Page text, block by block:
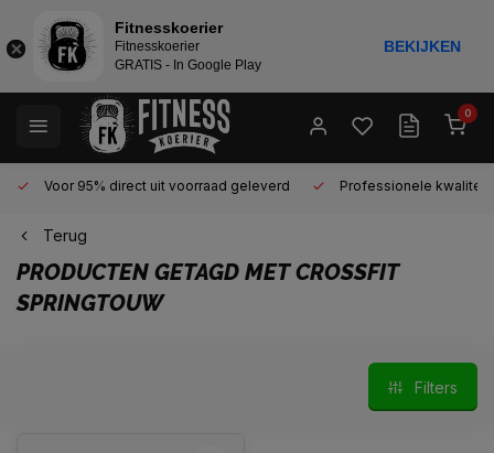
0
Voor 95% direct uit voorraad geleverd Professionele kwaliteit
Terug
PRODUCTEN GETAGD MET CROSSFIT
SPRINGTOUW
Filters
Fitnesskoerier
Fitnesskoerier
GRATIS - In Google Play
BEKIJKEN